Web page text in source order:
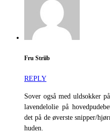
Fru Striib
REPLY
Sover også med uldsokker
lavendelolie på
det på de øverste snipper/
huden.